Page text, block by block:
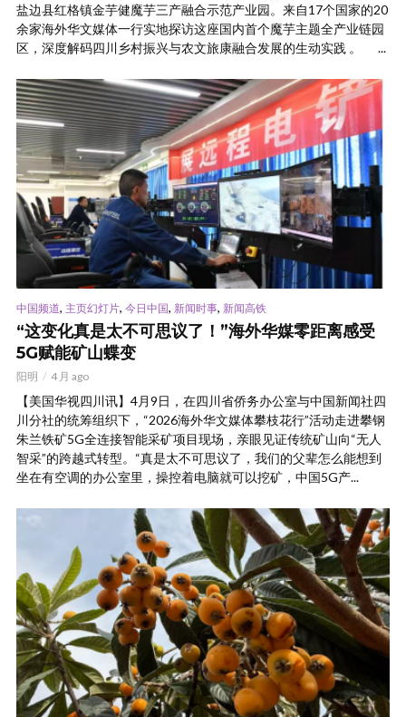
盐边县红格镇金芋健魔芋三产融合示范产业园。来自17个国家的20
余家海外华文媒体一行实地探访这座国内首个魔芋主题全产业链园
区，深度解码四川乡村振兴与农文旅康融合发展的生动实践 。 ...
中国频道, 主页幻灯片, 今日中国, 新闻时事, 新闻高铁
“这变化真是太不可思议了！”海外华媒零距离感受
5G赋能矿山蝶变
阳明 4 月 ago
【美国华视四川讯】4月9日，在四川省侨务办公室与中国新闻社四
川分社的统筹组织下，“2026海外华文媒体攀枝花行”活动走进攀钢
朱兰铁矿5G全连接智能采矿项目现场，亲眼见证传统矿山向“无人
智采”的跨越式转型。“真是太不可思议了，我们的父辈怎么能想到
坐在有空调的办公室里，操控着电脑就可以挖矿，中国5G产...